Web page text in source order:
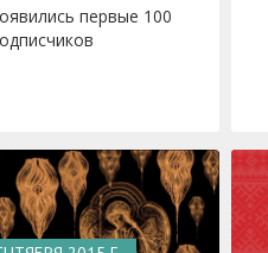
первые 100